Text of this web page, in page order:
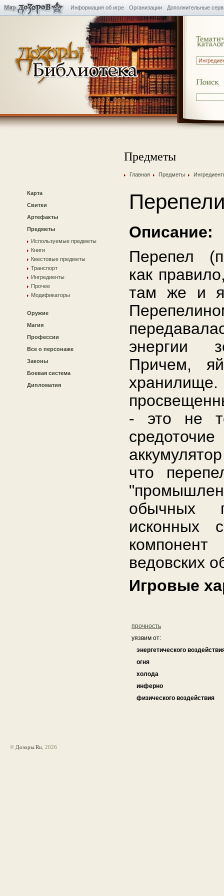
Информация об игре Организации Дополнительные
Карта
Свитки
Артефакты
Предметы
Используемые предметы
Книги
Квестовые предметы
Транспорт
Ингредиенты
Прочее
Модификаторы
Оружие
Магия
Профессии
Все о персонаже
Законы
Боевая система
Дипломатия
Предметы
Главная Предметы
Описание:
Перепел
как
там же и
энергии
Причем,
- это не
что
обычных
исконных
ведовских
Игровые
прочность
уязвим от:
энергетического
огня
холода
инферно
физического воздействия
© Дозоры.Ru , 2026